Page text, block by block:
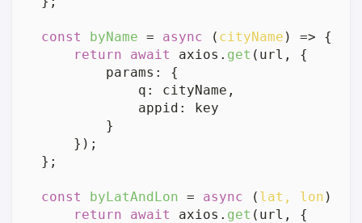
const byName = async ( cityName ) => {
return
await axios. get (url, {
params : {
q : cityName,
appid : key
        }
    });
};
const byLatAndLon = async ( lat, lon )
return
await axios. get (url, {